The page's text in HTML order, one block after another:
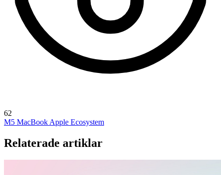
62
M5 MacBook Apple Ecosystem
Relaterade artiklar